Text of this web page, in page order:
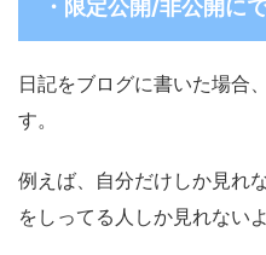
・限定公開/非公開に
日記をブログに書いた場合
す。
例えば、自分だけしか見れ
をしってる人しか見れない